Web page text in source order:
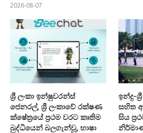
2026-08-07
ශ්‍රී ලංකා ඉන්ෂුවරන්ස්
ජෙනරල්, ශ්‍රී ලංකාවේ රක්ෂණ
ක්ෂේත්‍රයේ ප්‍රථම වරට කෘතිම
බුද්ධියෙන් බලගැන්වූ, භාෂා
ඉන්දු-
සහිත
සිය